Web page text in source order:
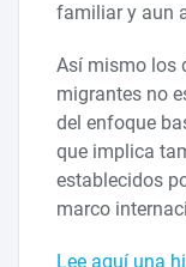
familiar y aun
Así mismo los
migrantes no
del enfoque
que implica
establecidos
marco
Lee aquí una